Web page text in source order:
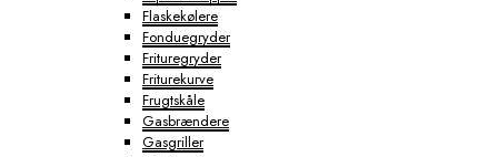
Flaskekølere
Fonduegryder
Frituregryder
Friturekurve
Frugtskåle
Gasbrændere
Gasgriller